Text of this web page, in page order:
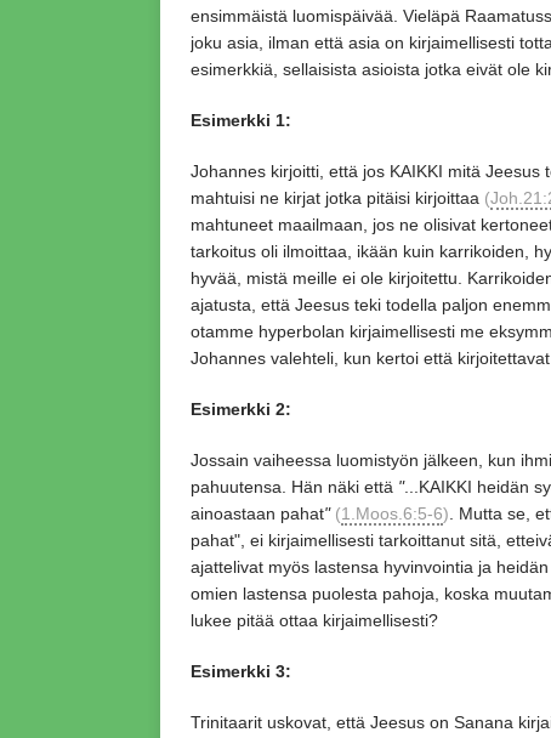
ensimmäistä luomispäivää. Vieläpä
joku asia,
ilman että asia on kirjaimellisesti totta.
esimerkkiä, sellaisista asioista jotka eivät ole
Esimerkki 1:
Johannes kirjoitti, että jos KAIKKI mitä Jeesus
mahtuisi ne kirjat jotka pitäisi kirjoittaa (
mahtuneet maailmaan,
jos ne olisivat
tarkoitus oli ilmoittaa,
ikään kuin karrikoiden,
hyvää,
mistä meille ei ole kirjoitettu.
ajatusta, että Jeesus teki todella paljon
otamme hyperbolan kirjaimellisesti me
Johannes valehteli, kun kertoi että
Esimerkki 2:
Jossain vaiheessa luomistyön jälkeen, kun
pahuutensa.
Hän näki että "..
.KAIKKI heidän
ainoastaan pahat" (1.Moos.6:5-6) . Mutta se,
pahat" , ei kirjaimellisesti tarkoittanut sitä,
ajattelivat myös lastensa hyvinvointia ja heidän
omien lastensa puolesta pahoja,
koska
lukee pitää ottaa kirjaimellisesti?
Esimerkki 3:
Trinitaarit uskovat, että Jeesus on Sanana